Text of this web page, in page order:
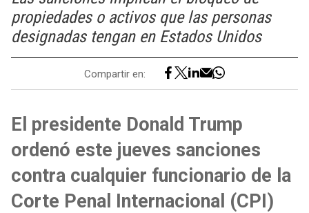
propiedades o activos que las personas
designadas tengan en Estados Unidos
Compartir en:
El presidente Donald Trump
ordenó este jueves sanciones
contra cualquier funcionario de la
Corte Penal Internacional (CPI)